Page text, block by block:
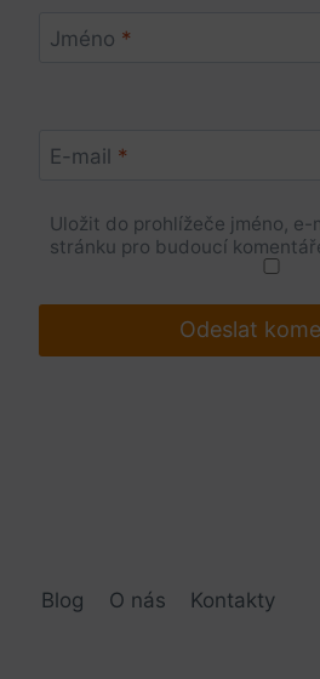
Jméno *
E-mail *
Uložit do prohlížeče jméno, e-
stránku pro budoucí
Blog O nás Kontakty